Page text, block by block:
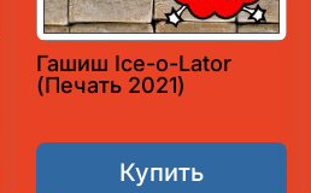
Гашиш Ice-o-Lator
(Печать 2021)
Купить